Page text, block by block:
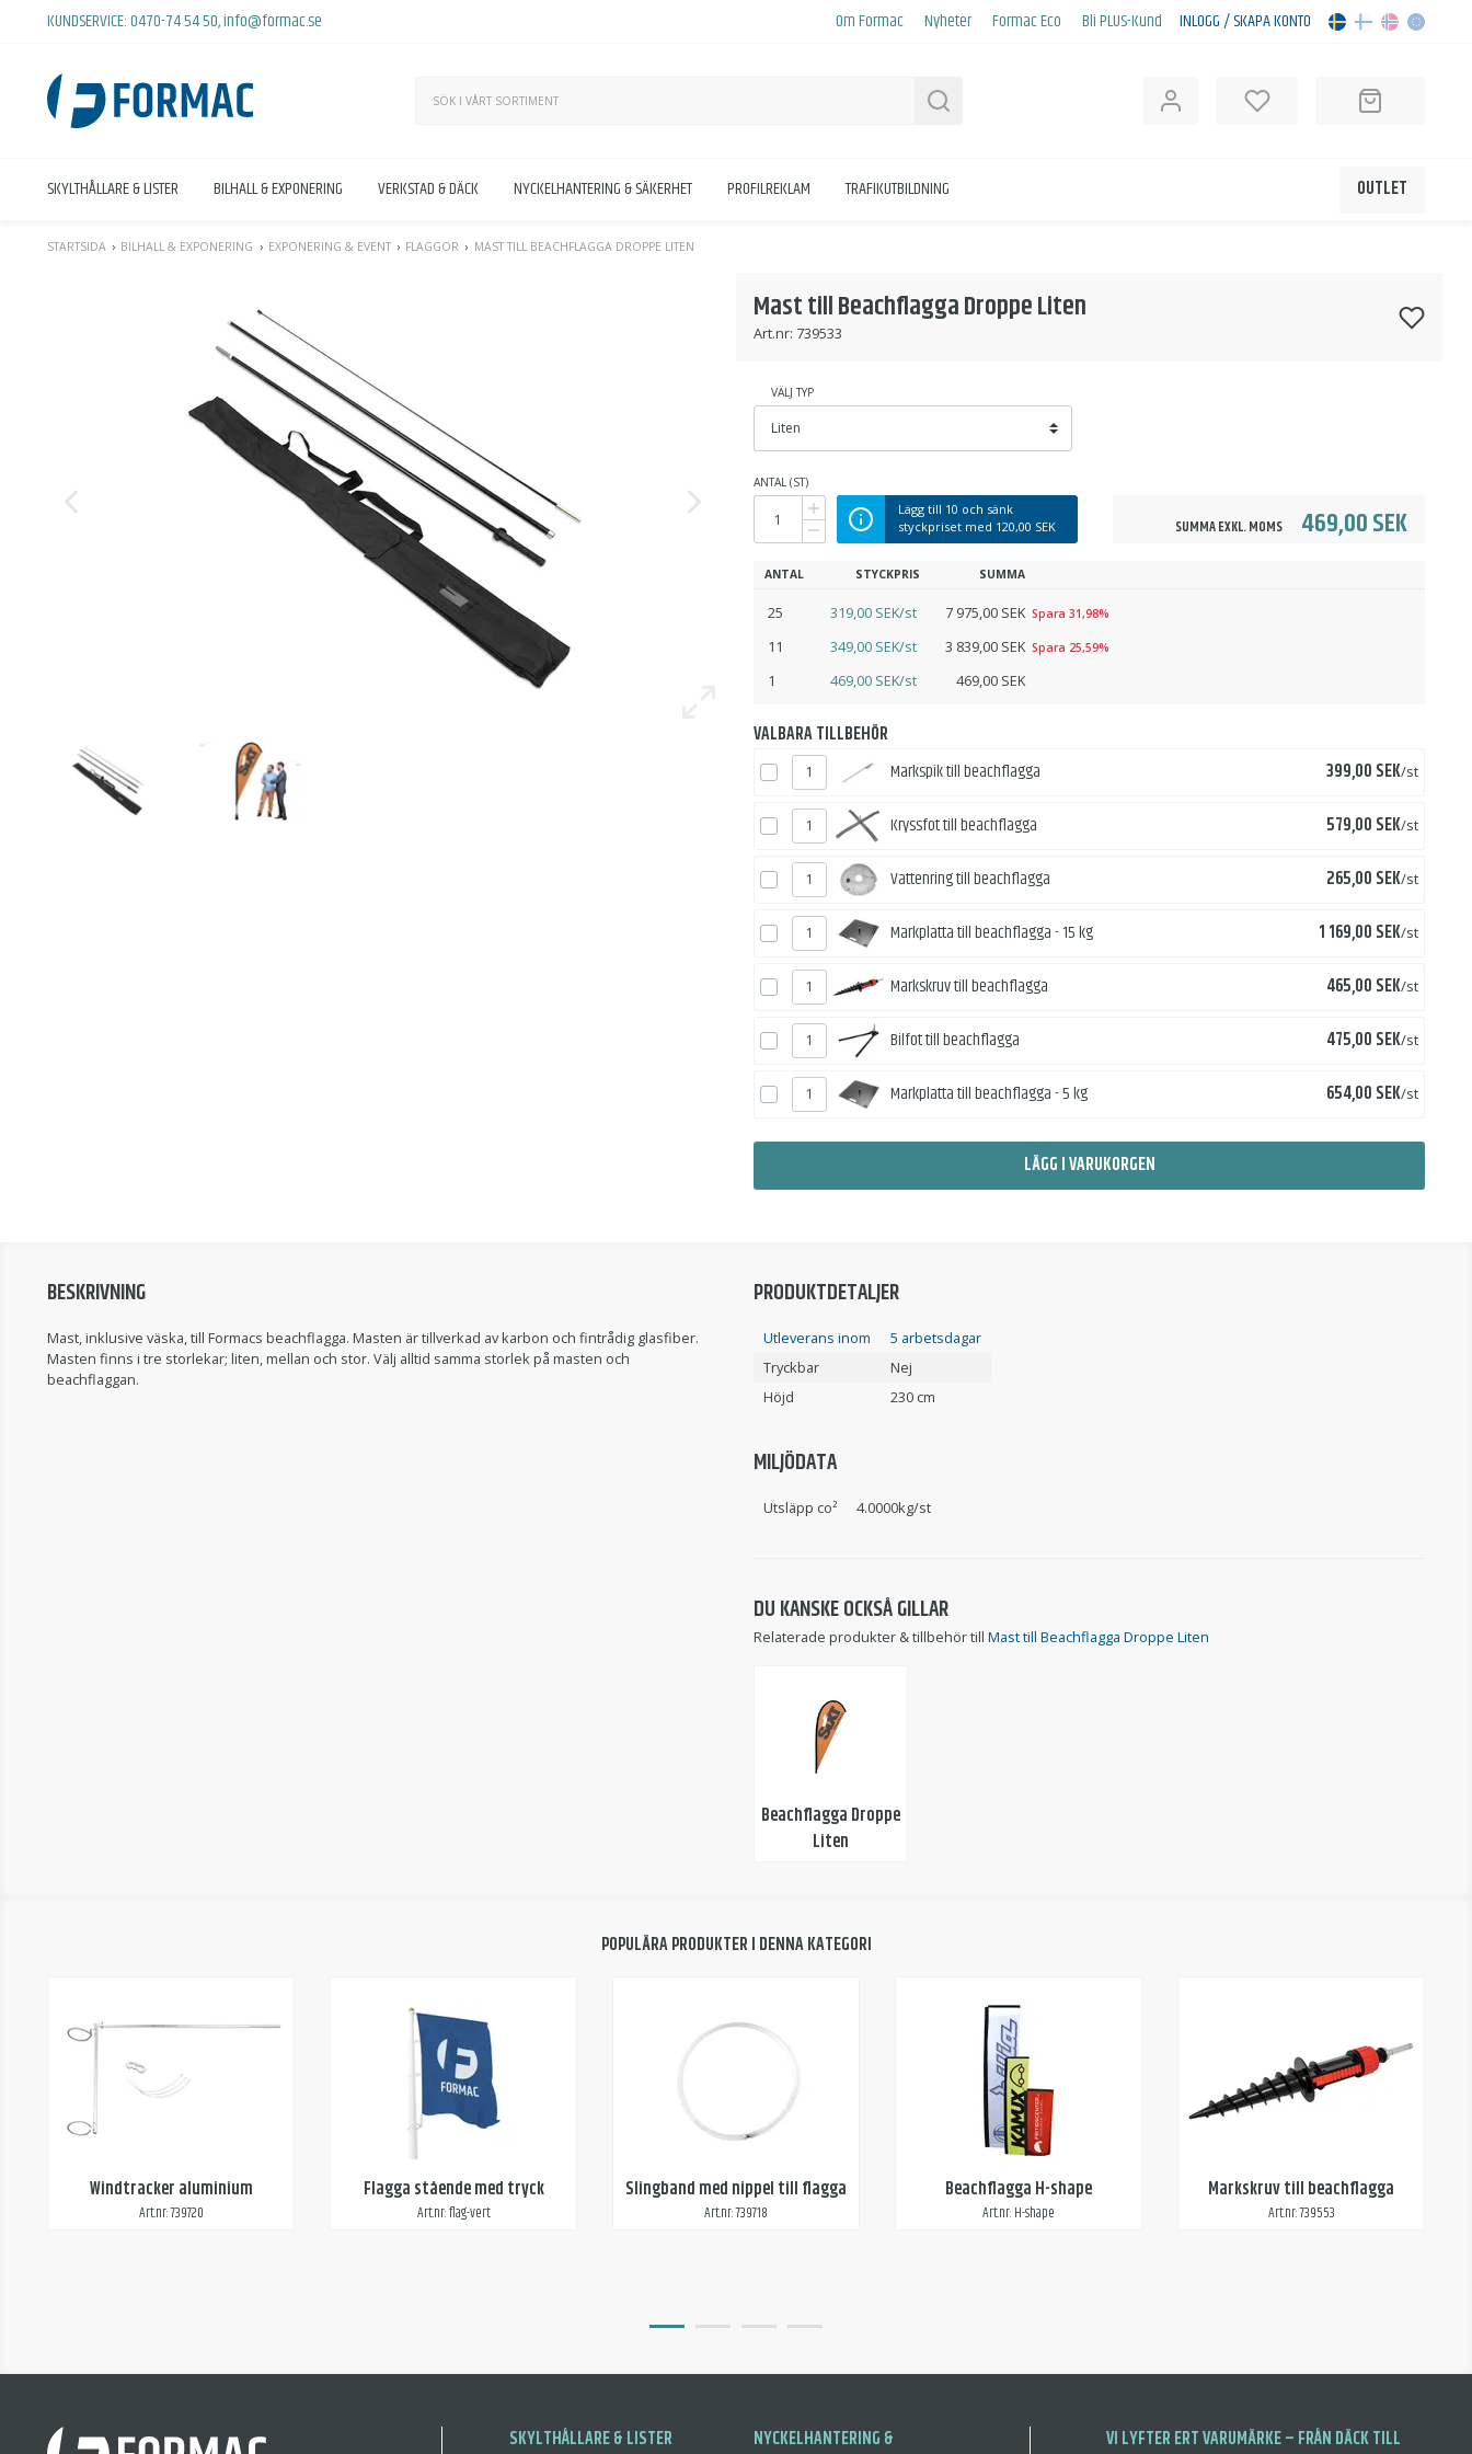
KUNDSERVICE:0470-74 54 50,info@formac.se Om Formac Nyheter Formac Eco Bli PLUS-Kund INLOGG / SKAPA KONTO
SKYLTHÅLLARE & LISTER BILHALL & EXPONERING VERKSTAD & DÄCK NYCKELHANTERING & SÄKERHET PROFILREKLAM TRAFIKUTBILDNING OUTLET
STARTSIDA BILHALL & EXPONERING EXPONERING & EVENT FLAGGOR MAST TILL BEACHFLAGGA DROPPE LITEN
Mast till Beachflagga Droppe Liten
Art.nr: 739533
VÄLJ TYP
ANTAL (ST)
Lägg till 10 och sänk
styckpriset med 120,00 SEK SUMMA EXKL. MOMS 469,00 SEK
ANTAL STYCKPRIS SUMMA
25 319,00 SEK/st 7 975,00 SEK Spara 31,98%
11 349,00 SEK/st 3 839,00 SEK Spara 25,59%
1 469,00 SEK/st 469,00 SEK
VALBARA TILLBEHÖR
Markspik till beachflagga
Pris
399,00 SEK/st
Kryssfot till beachflagga Pris
579,00 SEK/st
Vattenring till beachflagga Pris
265,00 SEK/st
Markplatta till beachflagga - 15 kg Pris
1 169,00 SEK/st
Markskruv till beachflagga Pris
465,00 SEK/st
Bilfot till beachflagga Pris
475,00 SEK/st
Markplatta till beachflagga - 5 kg Pris
654,00 SEK/st
LÄGG I VARUKORGEN
BESKRIVNING
Mast, inklusive väska, till Formacs beachflagga. Masten är tillverkad av karbon och fintrådig glasfiber.
Masten finns i tre storlekar; liten, mellan och stor. Välj alltid samma storlek på masten och
beachflaggan.
PRODUKTDETALJER
Utleverans inom
5 arbetsdagar
Tryckbar
Nej
Höjd
230 cm
MILJÖDATA
Utsläpp co² 4.0000kg/st
DU KANSKE OCKSÅ GILLAR
Relaterade produkter & tillbehör till Mast till Beachflagga Droppe Liten
Beachflagga Droppe
Liten
POPULÄRA PRODUKTER I DENNA KATEGORI
Windtracker aluminium
Art.nr: 739720
Flagga stående med tryck
Art.nr: flag-vert
Slingband med nippel till flagga
Art.nr: 739718
Beachflagga H-shape
Art.nr: H-shape
Markskruv till beachflagga
Art.nr: 739553
SKYLTHÅLLARE & LISTER
NYCKELHANTERING &
VI LYFTER ERT VARUMÄRKE – FRÅN DÄCK TILL